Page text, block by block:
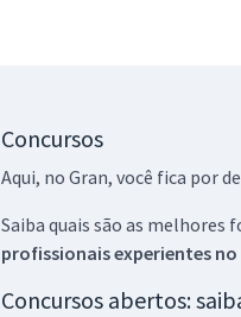
Concursos
Aqui, no Gran, você fica por
Saiba quais são as melhores
profissionais experientes
Concursos abertos: